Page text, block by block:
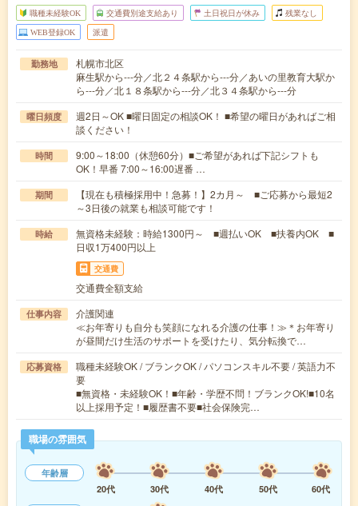
職種未経験OK 交通費別途支給あり 土日祝日が休み 残業なし
WEB登録OK 派遣
勤務地
札幌市北区
麻生駅から---分／北２４条駅から---分／あいの里教育大駅か
ら---分／北１８条駅から---分／北３４条駅から---分
曜日頻度
週2日～OK ■曜日固定の相談OK！ ■希望の曜日があればご相
談ください！
時間
9:00～18:00（休憩60分）■ご希望があれば下記シフトも
OK！早番 7:00～16:00遅番 …
期間
【現在も積極採用中！急募！】2カ月～ ■ご応募から最短2
～3日後の就業も相談可能です！
時給
無資格未経験：時給1300円～ ■週払いOK ■扶養内OK ■
日収1万400円以上
交通費
交通費全額支給
仕事内容
介護関連
≪お年寄りも自分も笑顔になれる介護の仕事！≫＊お年寄り
が昼間だけ生活のサポートを受けたり、気分転換で…
応募資格
職種未経験OK / ブランクOK / パソコンスキル不要 / 英語力不
要
■無資格・未経験OK！■年齢・学歴不問！ブランクOK!■10名
以上採用予定！■履歴書不要■社会保険完…
職場の雰囲気
年齢層
20代
30代 40代 50代
60代